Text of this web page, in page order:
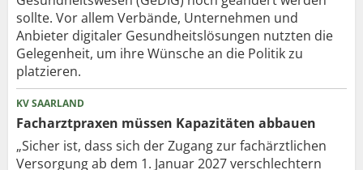
sollte. Vor allem Verbände, Unternehmen und
Anbieter digitaler Gesundheitslösungen nutzten die
Gelegenheit, um ihre Wünsche an die Politik zu
platzieren.
KV SAARLAND
Facharztpraxen müssen Kapazitäten abbauen
„Sicher ist, dass sich der Zugang zur fachärztlichen
Versorgung ab dem 1. Januar 2027 verschlechtern